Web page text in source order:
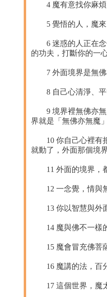
4 魔有意找你麻煩
5 覺悟的人，魔來
6 迷惑的人正在念
的功夫，打斷你的一
7 外面境界是無佛
8 自己心清淨、平
9 境界裡無佛亦無
界就是「無佛亦無魔」
10 你自己心裡有把
就動了，外面那個境
11 外面的境界，都
12 一念覺，情與無
13 你以智慧與外面
14 魔與佛不一樣的
15 魔會冒充佛菩薩
16 魔講的法，百分
17 這個世界，魔